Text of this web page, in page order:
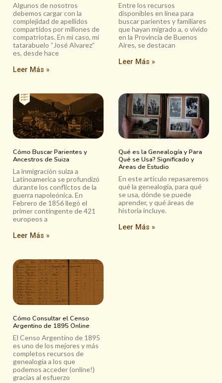
Algunos de nosotros
debemos cargar con la
complejidad de apellidos
compartidos por millones de
compatriotas. En mi caso, mi
tatarabuelo “José Alvarez”
es, desde hace
Leer Más »
Entre los recursos
disponibles en línea para
buscar parientes y familiares
que hayan migrado a, o vivido
en la Provincia de Buenos
Aires, se destacan
Leer Más »
Cómo Buscar Parientes y
Ancestros de Suiza
La inmigración suiza a
Latinoamerica se profundizó
durante los conflictos de la
guerra napoleónica. En
Febrero de 1856 llegó el
primer contingente de 421
europeos a
Leer Más »
Qué es la Genealogía y Para
Qué se Usa? Significado y
Areas de Estudio
En este artículo repasaremos
qué la genealogía, para qué
se usa, dónde se puede
aprender, y qué áreas de
historia incluye.
Leer Más »
Cómo Consultar el Censo
Argentino de 1895 Online
El Censo Argentino de 1895
es uno de los mejores y más
completos recursos de
genealogía a los que
podemos acceder (online!)
gracias al esfuerzo